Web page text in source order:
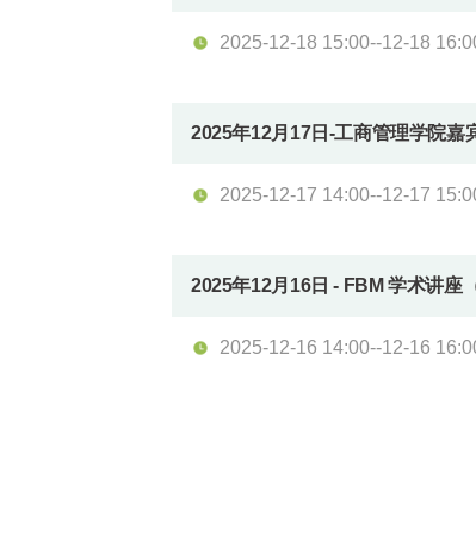
2025-12-18 15:00--12-18
2025年12月17日-工商管理学院嘉
2025-12-17 14:00--12-17
2025年12月16日 - FBM 学术讲座
2025-12-16 14:00--12-16